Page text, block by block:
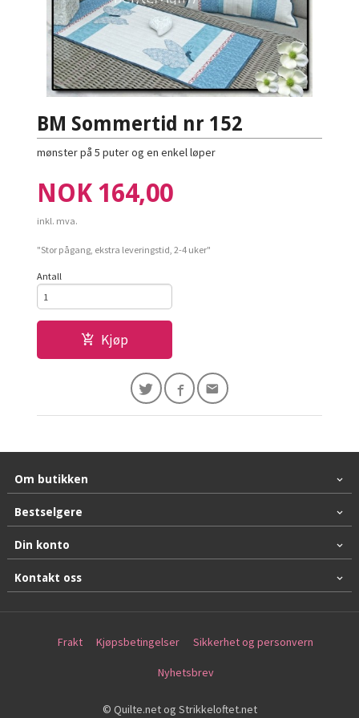
BM Sommertid nr 152
mønster på 5 puter og en enkel løper
Pris
NOK 164,00
inkl. mva.
"Stor pågang, ekstra leveringstid, 2-4 uker"
Antall
Kjøp
Om butikken
Bestselgere
Din konto
Kontakt oss
Frakt Kjøpsbetingelser Sikkerhet og personvern
Nyhetsbrev
© Quilte.net og Strikkeloftet.net